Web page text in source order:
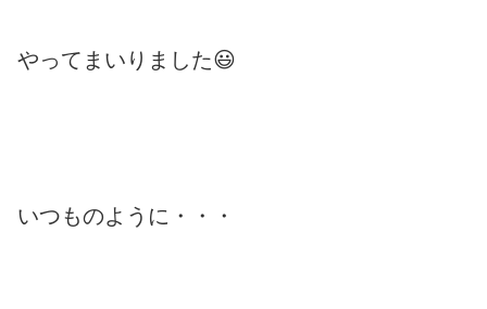
やってまいりました😃
いつものように・・・